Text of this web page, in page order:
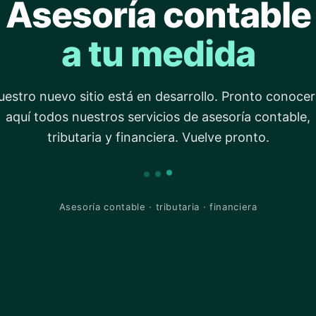
Asesoría contable
a tu medida
nuevo sitio está en desarrollo. Pronto
aquí todos nuestros servicios de asesoría contable,
tributaria y financiera. Vuelve pronto.
Asesoría contable · tributaria · financiera